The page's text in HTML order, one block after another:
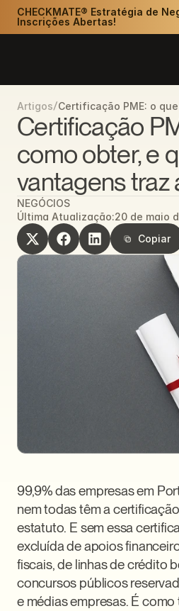
Artigos/Certificação PME: o
que vantagens traz ao
Certificação
como obter, e
vantagens traz
NEGÓCIOS
Última Atualização:20 de maio
Copiar
Copiar
99,9% das empresas em
nem todas têm a
estatuto. E sem essa
excluída de apoios
fiscais, de linhas de crédito
concursos públicos
e médias empresas. É
CHECKMATE® Estratégia de
Inscrições Abertas!